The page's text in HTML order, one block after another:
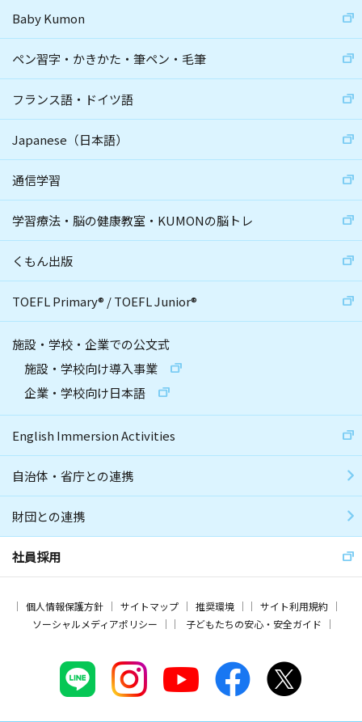
Baby Kumon
ペン習字・かきかた・筆ペン・毛筆
フランス語・ドイツ語
Japanese（日本語）
通信学習
学習療法・脳の健康教室・KUMONの脳トレ
くもん出版
TOEFL Primary® /TOEFL Junior®
施設・学校・企業での公文式
施設・学校向け導入事業
企業・学校向け日本語
English Immersion Activities
自治体・省庁との連携
財団との連携
社員採用
個人情報保護方針 サイトマップ 推奨環境
サイト利用規約
ソーシャルメディアポリシー
子どもたちの安心・安全ガイド